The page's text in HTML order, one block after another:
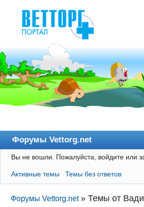
Форумы Vettorg.net
Главная
Пользователи
Правила
Вы не вошли. Пожалуйста, войдите или
Активные темы Темы без ответов
Форумы Vettorg.net »Темы от